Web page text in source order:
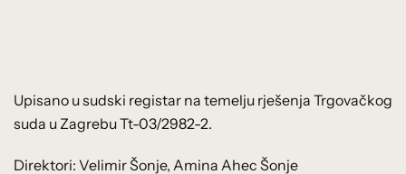
Upisano u sudski registar na temelju rješenja Trgovačkog
suda u Zagrebu Tt-03/2982-2.
Direktori: Velimir Šonje, Amina Ahec Šonje